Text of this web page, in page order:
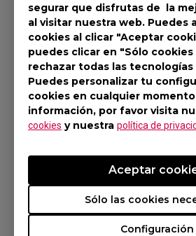
segurar que disfrutas de la
al visitar nuestra web. Puedes
cookies al clicar "Aceptar
puedes clicar en "Sólo cookies
rechazar todas las
Puedes personalizar tu
cookies en cualquier
información, por favor visita
cookies y nuestra política de
Configuración
Sólo las cookies
Aceptar
Soporte Vía
917 547 015
Soporte
935 560 800